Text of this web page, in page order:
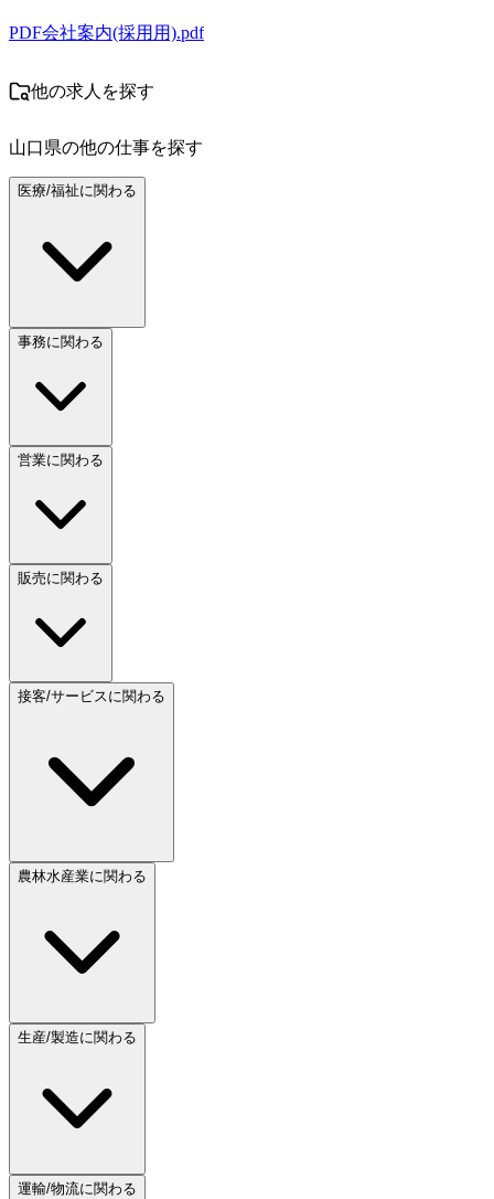
PDF会社案内(採用用).pdf
他の求人を探す
山口県の他の仕事を探す
医療/福祉に関わる
事務に関わる
営業に関わる
販売に関わる
接客/サービスに関わる
農林水産業に関わる
生産/製造に関わる
運輸/物流に関わる